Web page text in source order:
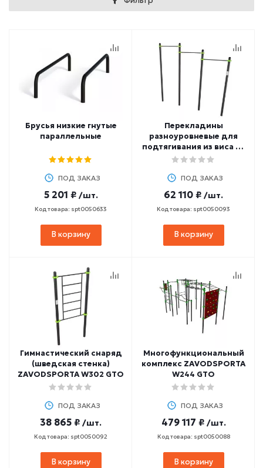
Брусья низкие гнутые
параллельные
ПОД ЗАКАЗ
5 201 ₽ /шт.
Код товара: spt0050633
В корзину
Перекладины
разноуровневые для
подтягивания из виса на
высокой перекладине
ПОД ЗАКАЗ
62 110 ₽ /шт.
Код товара: spt0050093
В корзину
Гимнастический снаряд
(шведская стенка)
ZAVODSPORTA W302 GTO
ПОД ЗАКАЗ
38 865 ₽ /шт.
Код товара: spt0050092
В корзину
Многофункциональный
комплекс ZAVODSPORTA
W244 GTO
ПОД ЗАКАЗ
479 117 ₽ /шт.
Код товара: spt0050088
В корзину